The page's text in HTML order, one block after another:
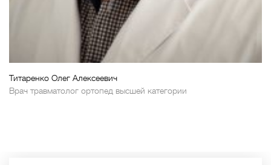
Титаренко Олег Алексеевич
Врач травматолог ортопед высшей категории